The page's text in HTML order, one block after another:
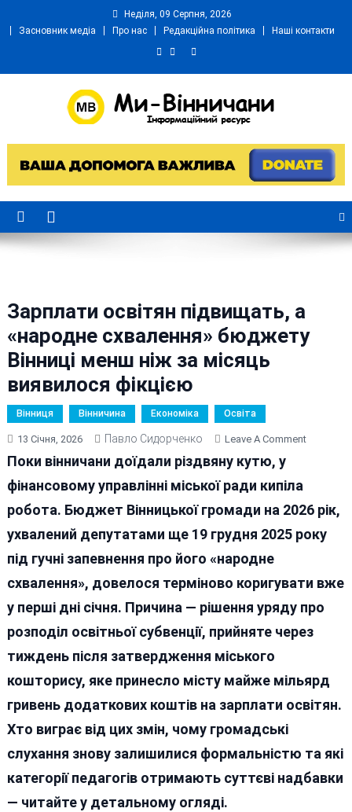
Неділя, 09 Серпня, 2026
Засновник медіа
Про нас Редакційна політика Наші контакти
Ми Вінничани
Зарплати освітян підвищать, а
«народне схвалення» бюджету
Вінниці менш ніж за місяць
виявилося фікцією
Вінниця Вінничина Економіка Освіта
13 Січня, 2026 Павло Сидорченко Leave A CommentOn
А
«народне
Вінниці
Ніж
За
Фікцією
Поки вінничани доїдали різдвяну кутю, у
фінансовому управлінні міської ради кипіла
робота. Бюджет Вінницької громади на 2026 рік,
ухвалений депутатами ще 19 грудня 2025 року
під гучні запевнення про його «народне
схвалення», довелося терміново коригувати вже
у перші дні січня. Причина — рішення уряду про
розподіл освітньої субвенції, прийняте через
тиждень після затвердження міського
кошторису, яке принесло місту майже мільярд
гривень додаткових коштів на зарплати освітян.
Хто виграє від цих змін, чому громадські
слухання знову залишилися формальністю та які
категорії педагогів отримають суттєві надбавки
— читайте у детальному огляді.